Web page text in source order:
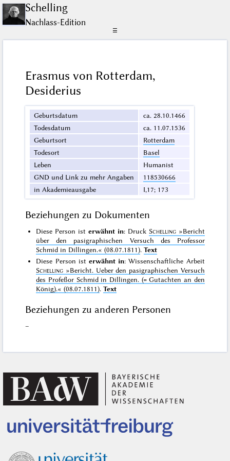
Schelling
Nachlass-Edition
☰
Erasmus von Rotterdam,
Desiderius
Geburtsdatum
ca. 28.10.1466
Todesdatum
ca. 11.07.1536
Geburtsort
Rotterdam
Todesort
Basel
Leben
Humanist
GND und Link zu mehr Angaben
118530666
in Akademieausgabe
I,17; 173
Beziehungen zu Dokumenten
Diese Person isterwähnt in: Druck Schelling »Bericht
über den pasigraphischen Versuch des Professor
Schmid in Dillingen.« (08.07.1811).Text
Diese Person ist erwähnt in: Wissenschaftliche Arbeit
Schelling »Bericht. Ueber den pasigraphischen Versuch
des Profeßor Schmid in Dillingen. (= Gutachten an den
König).« (08.07.1811).Text
Beziehungen zu anderen Personen
–